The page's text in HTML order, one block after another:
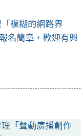
模糊的網路界
名簡章，歡迎有興
「聲動廣播創作